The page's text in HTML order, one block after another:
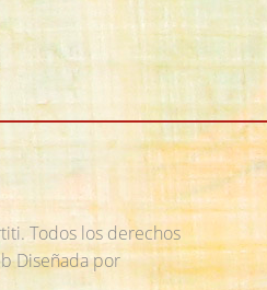
Todos los derechos
Diseñada por